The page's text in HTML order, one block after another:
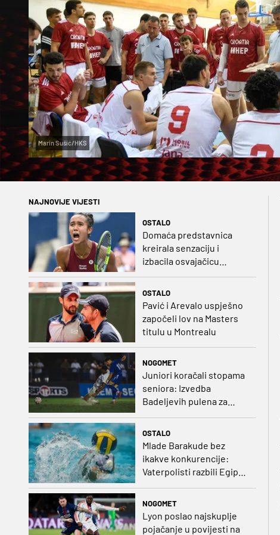
Marin Sušić/HKS
NAJNOVIJE VIJESTI
OSTALO
Domaća predstavnica
kreirala senzaciju i
izbacila osvajačicu
Roland Garrosa
OSTALO
Pavić i Arevalo uspješno
započeli lov na Masters
titulu u Montrealu
NOGOMET
Juniori koračali stopama
seniora: Izvedba
Badeljevih pulena za
OSTALO
Mlade Barakude bez
ikakve konkurencije:
Vaterpolisti razbili Egipat
NOGOMET
Lyon poslao najskuplje
pojačanje u povijesti na